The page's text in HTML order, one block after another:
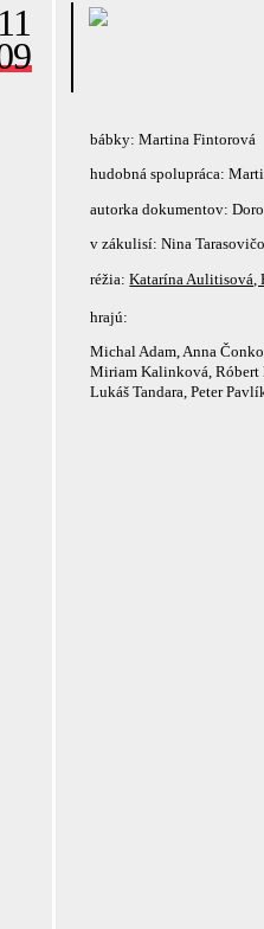
11
bábky: Martina Fintorová
hudobná spolupráca:
autorka dokumentov:
v zákulisí: Nina
réžia:Katarína Aulitisová,
hrajú:
Michal Adam, Anna
Miriam Kalinková, Róbert
Lukáš Tandara, Peter